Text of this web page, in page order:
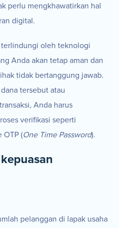
perlu mengkhawatirkan hal
digital.
oleh teknologi
Anda akan tetap aman dan
tidak bertanggung jawab.
tersebut atau
Anda harus
verifikasi seperti
OTP (One Time Password).
pelanggan di lapak usaha